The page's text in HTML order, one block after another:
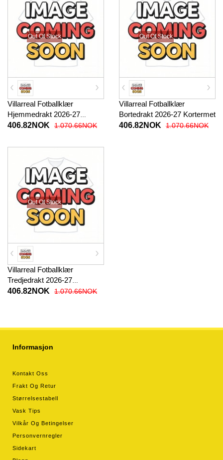
Out Of Stock
Villarreal Fotballklær
Hjemmedrakt 2026-27
Kortermet
406.82NOK 1.070.66NOK
Out Of Stock
Villarreal Fotballklær
Bortedrakt 2026-27 Kortermet
406.82NOK
1.070.66NOK
Out Of Stock
Villarreal Fotballklær
Tredjedrakt 2026-27
Kortermet
406.82NOK 1.070.66NOK
Informasjon
Kontakt Oss
Frakt Og Retur
Størrelsestabell
Vask Tips
Vilkår Og Betingelser
Personvernregler
Sidekart